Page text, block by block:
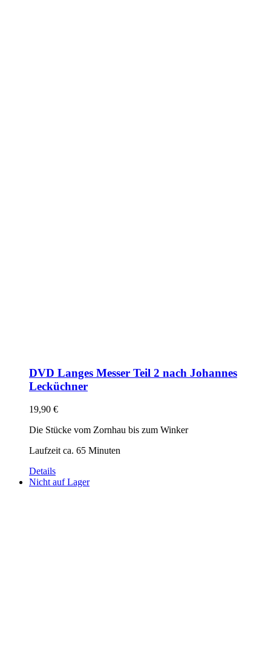
DVD Langes Messer Teil 2 nach Johannes
Lecküchner
19,90 €
Die Stücke vom Zornhau bis zum Winker
Laufzeit ca. 65 Minuten
Details
Nicht auf Lager